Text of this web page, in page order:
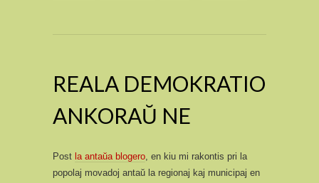
REALA DEMOKRATIO
ANKORAŬ NE
Post la antaŭa blogero, en kiu mi rakontis pri la
popolaj movadoj antaŭ la regionaj kaj municipaj en